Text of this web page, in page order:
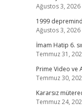
Ağustos 3, 2026
1999
Ağustos 3, 2026
İmam Hatip 6.
Temmuz 31,
Prime Video ve
Temmuz 30,
Kararsız
Temmuz 24,